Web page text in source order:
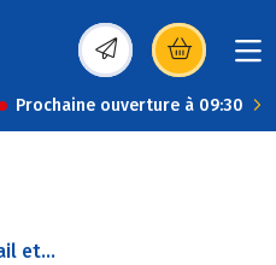
(s’ouvre dans une
Prochaine ouverture à 09:30
et...